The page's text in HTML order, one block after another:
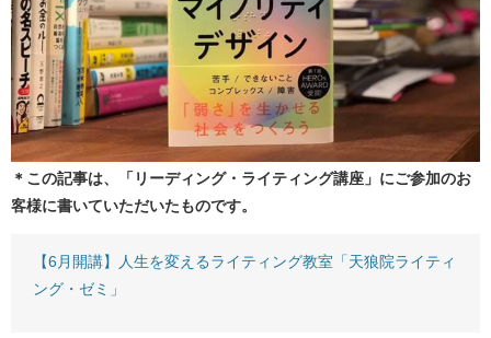
＊この記事は、「リーディング・ライティング講座」にご参加のお
客様に書いていただいたものです。
【6月開講】人生を変えるライティング教室「天狼院ライティ
ング・ゼミ」